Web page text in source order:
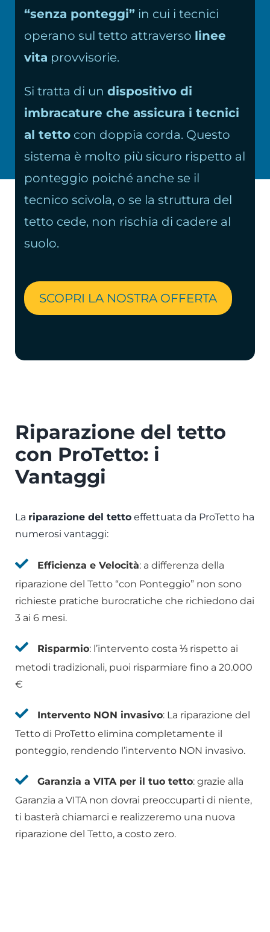
“senza ponteggi” in cui i tecnici
operano sul tetto attraverso linee
vita provvisorie.
Si tratta di un dispositivo di
imbracature che assicura i tecnici
al tetto con doppia corda. Questo
sistema è molto più sicuro rispetto al
ponteggio poiché anche se il
tecnico scivola, o se la struttura del
tetto cede, non rischia di cadere al
suolo.
SCOPRI LA NOSTRA OFFERTA
Riparazione del tetto
con ProTetto: i
Vantaggi
La riparazione del tetto effettuata da ProTetto ha
numerosi vantaggi:
Efficienza e Velocità: a differenza della
riparazione del Tetto “con Ponteggio” non sono
richieste pratiche burocratiche che richiedono dai
3 ai 6 mesi.
Risparmio: l’intervento costa ⅓ rispetto ai
metodi tradizionali, puoi risparmiare fino a 20.000
€
Intervento NON invasivo: La riparazione del
Tetto di ProTetto elimina completamente il
ponteggio, rendendo l’intervento NON invasivo.
Garanzia a VITA per il tuo tetto: grazie alla
Garanzia a VITA non dovrai preoccuparti di niente,
ti basterà chiamarci e realizzeremo una nuova
riparazione del Tetto, a costo zero.